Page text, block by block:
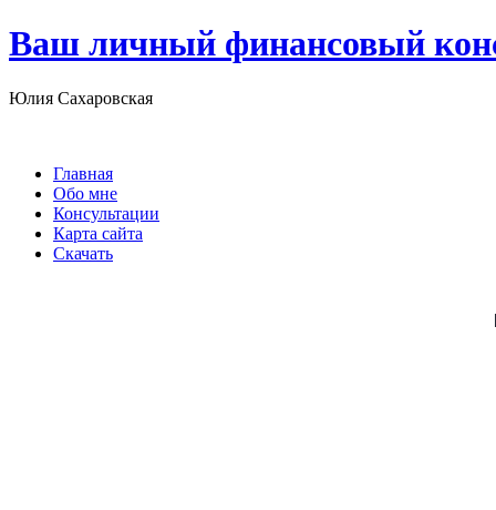
Ваш личный финансовый
Юлия Сахаровская
Главная
Обо мне
Консультации
Карта сайта
Скачать